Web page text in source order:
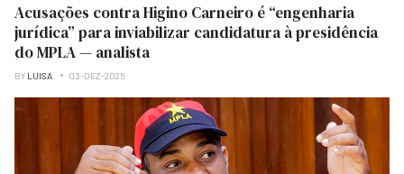
Acusações contra Higino Carneiro é “engenharia
jurídica” para inviabilizar candidatura à presidência
do MPLA — analista
BY LUISA 03-DEZ-2025